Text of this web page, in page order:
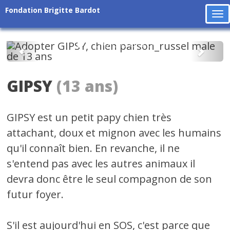
Fondation Brigitte Bardot
Précédent
GIPSY (13 ans)
GIPSY est un petit papy chien très
attachant, doux et mignon avec les humains
qu'il connaît bien. En revanche, il ne
s'entend pas avec les autres animaux il
devra donc être le seul compagnon de son
futur foyer.
S'il est aujourd'hui en SOS, c'est parce que